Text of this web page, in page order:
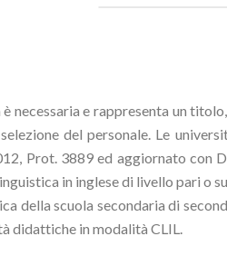
necessaria e rappresenta un
del personale. Le
Prot. 3889 ed aggiornato
in inglese di livello pari o
della scuola secondaria di
didattiche in modalità CLIL.